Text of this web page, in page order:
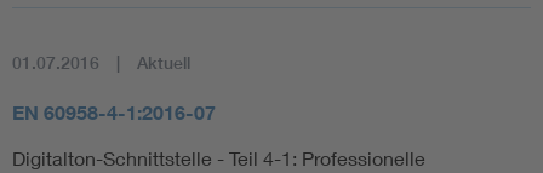
01.07.2016 Aktuell
EN 60958-4-1:2016-07
Digitalton-Schnittstelle - Teil 4-1: Professionelle